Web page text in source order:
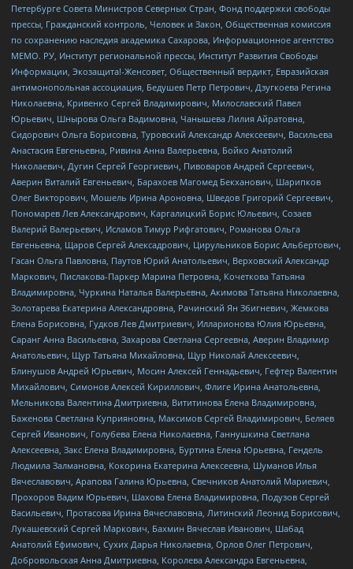
Петербурге Совета Министров Северных Стран, Фонд поддержки свободы
прессы, Гражданский контроль, Человек и Закон, Общественная комиссия
по сохранению наследия академика Сахарова, Информационное агентство
МЕМО. РУ, Институт региональной прессы, Институт Развития Свободы
Информации, Экозащита!-Женсовет, Общественный вердикт, Евразийская
антимонопольная ассоциация, Бедушев Петр Петрович, Дзугкоева Регина
Николаевна, Кривенко Сергей Владимирович, Милославский Павел
Юрьевич, Шнырова Ольга Вадимовна, Чанышева Лилия Айратовна,
Сидорович Ольга Борисовна, Туровский Александр Алексеевич, Васильева
Анастасия Евгеньевна, Ривина Анна Валерьевна, Бойко Анатолий
Николаевич, Дугин Сергей Георгиевич, Пивоваров Андрей Сергеевич,
Аверин Виталий Евгеньевич, Барахоев Магомед Бекханович, Шарипков
Олег Викторович, Мошель Ирина Ароновна, Шведов Григорий Сергеевич,
Пономарев Лев Александрович, Каргалицкий Борис Юльевич, Созаев
Валерий Валерьевич, Исламов Тимур Рифгатович, Романова Ольга
Евгеньевна, Щаров Сергей Алексадрович, Цирульников Борис Альбертович,
Гасан Ольга Павловна, Паутов Юрий Анатольевич, Верховский Александр
Маркович, Пислакова-Паркер Марина Петровна, Кочеткова Татьяна
Владимировна, Чуркина Наталья Валерьевна, Акимова Татьяна Николаевна,
Золотарева Екатерина Александровна, Рачинский Ян Збигневич, Жемкова
Елена Борисовна, Гудков Лев Дмитриевич, Илларионова Юлия Юрьевна,
Саранг Анна Васильевна, Захарова Светлана Сергеевна, Аверин Владимир
Анатольевич, Щур Татьяна Михайловна, Щур Николай Алексеевич,
Блинушов Андрей Юрьевич, Мосин Алексей Геннадьевич, Гефтер Валентин
Михайлович, Симонов Алексей Кириллович, Флиге Ирина Анатольевна,
Мельникова Валентина Дмитриевна, Вититинова Елена Владимировна,
Баженова Светлана Куприяновна, Максимов Сергей Владимирович, Беляев
Сергей Иванович, Голубева Елена Николаевна, Ганнушкина Светлана
Алексеевна, Закс Елена Владимировна, Буртина Елена Юрьевна, Гендель
Людмила Залмановна, Кокорина Екатерина Алексеевна, Шуманов Илья
Вячеславович, Арапова Галина Юрьевна, Свечников Анатолий Мариевич,
Прохоров Вадим Юрьевич, Шахова Елена Владимировна, Подузов Сергей
Васильевич, Протасова Ирина Вячеславовна, Литинский Леонид Борисович,
Лукашевский Сергей Маркович, Бахмин Вячеслав Иванович, Шабад
Анатолий Ефимович, Сухих Дарья Николаевна, Орлов Олег Петрович,
Добровольская Анна Дмитриевна, Королева Александра Евгеньевна,